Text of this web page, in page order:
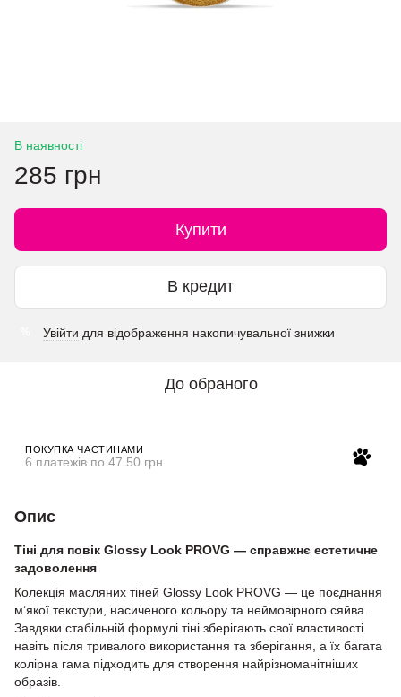
В наявності
285 грн
Купити
В кредит
Увійти для відображення накопичувальної знижки
До обраного
ПОКУПКА ЧАСТИНАМИ
6 платежів по 47.50 грн
Опис
Тіні для повік Glossy Look PROVG — справжнє естетичне
задоволення
Колекція масляних тіней Glossy Look PROVG — це поєднання
м’якої текстури, насиченого кольору та неймовірного сяйва.
Завдяки стабільній формулі тіні зберігають свої властивості
навіть після тривалого використання та зберігання, а їх багата
колірна гама підходить для створення найрізноманітніших
образів.